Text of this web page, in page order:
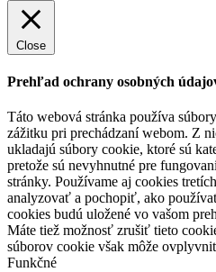
Close
Prehľad ochrany osobných
Táto webová stránka používa
zážitku pri prechádzaní webom. Z
ukladajú súbory cookie, ktoré sú
pretože sú nevyhnutné pre
stránky. Používame aj cookies
analyzovať a pochopiť, ako
cookies budú uložené vo vašom
Máte tiež možnosť zrušiť tieto
súborov cookie však môže
Funkčné